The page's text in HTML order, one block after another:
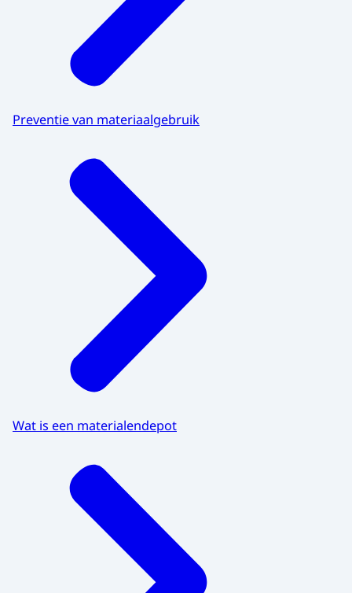
Preventie van materiaalgebruik
Wat is een materialendepot